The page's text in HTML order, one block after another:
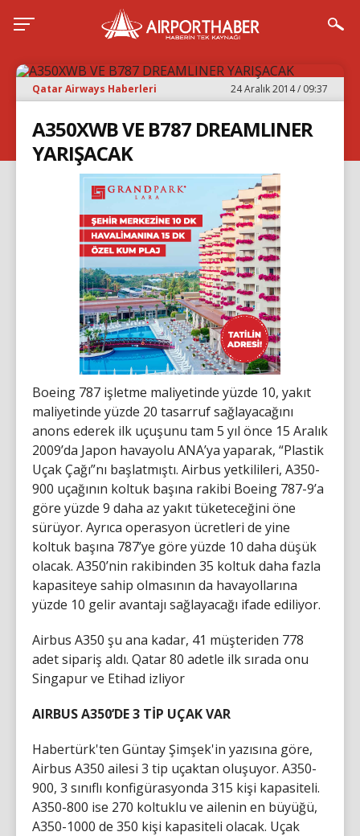
Qatar Airways Haberleri 24 Aralık 2014 / 09:37
A350XWB VE B787 DREAMLINER
YARIŞACAK
Boeing 787 işletme maliyetinde yüzde 10, yakıt
maliyetinde yüzde 20 tasarruf sağlayacağını
anons ederek ilk uçuşunu tam 5 yıl önce 15 Aralık
2009’da Japon havayolu ANA’ya yaparak, “Plastik
Uçak Çağı”nı başlatmıştı. Airbus yetkilileri, A350-
900 uçağının koltuk başına rakibi Boeing 787-9’a
göre yüzde 9 daha az yakıt tüketeceğini öne
sürüyor. Ayrıca operasyon ücretleri de yine
koltuk başına 787’ye göre yüzde 10 daha düşük
olacak. A350’nin rakibinden 35 koltuk daha fazla
kapasiteye sahip olmasının da havayollarına
yüzde 10 gelir avantajı sağlayacağı ifade ediliyor.
Airbus A350 şu ana kadar, 41 müşteriden 778
adet sipariş aldı. Qatar 80 adetle ilk sırada onu
Singapur ve Etihad izliyor
AIRBUS A350’DE 3 TİP UÇAK VAR
Habertürk'ten Güntay Şimşek'in yazısına göre,
Airbus A350 ailesi 3 tip uçaktan oluşuyor. A350-
900, 3 sınıflı konfigürasyonda 315 kişi kapasiteli.
A350-800 ise 270 koltuklu ve ailenin en büyüğü,
A350-1000 de 350 kişi kapasiteli olacak. Uçak